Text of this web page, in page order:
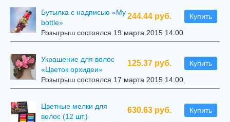
244.44 руб. Купить
Бутылка с надписью «My
bottle»
Розыгрыш состоялся 19 марта 2015 14:00
125.37 руб. Купить
Украшение для волос
«Цветок орхидеи»
Розыгрыш состоялся 17 марта 2015 14:00
630.63 руб. Купить
Цветные мелки для
волос (12 шт.)